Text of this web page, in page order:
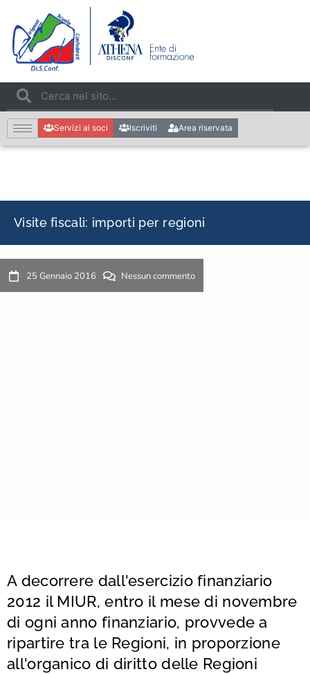
Servizi ai soci Iscriviti Area riservata
Visite fiscali: importi per regioni
25 Gennaio 2016 Nessun commento
A decorrere dall'esercizio finanziario
2012 il MIUR, entro il mese di novembre
di ogni anno finanziario, provvede a
ripartire tra le Regioni, in proporzione
all'organico di diritto delle Regioni